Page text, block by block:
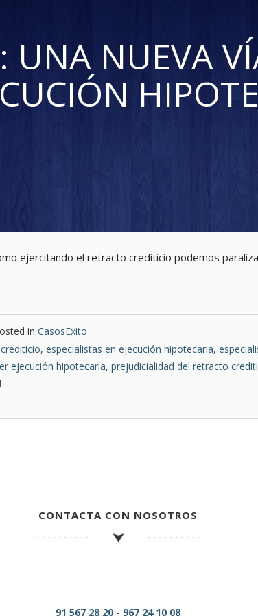
UNA NUEVA
ejercitando el retracto crediticio podemos
in CasosExito
, especialistas en ejecución hipotecaria,
ejecución hipotecaria, prejudicialidad del retracto
CONTACTA CON NOSOTROS
91 567 28 20- 967 24 10 08